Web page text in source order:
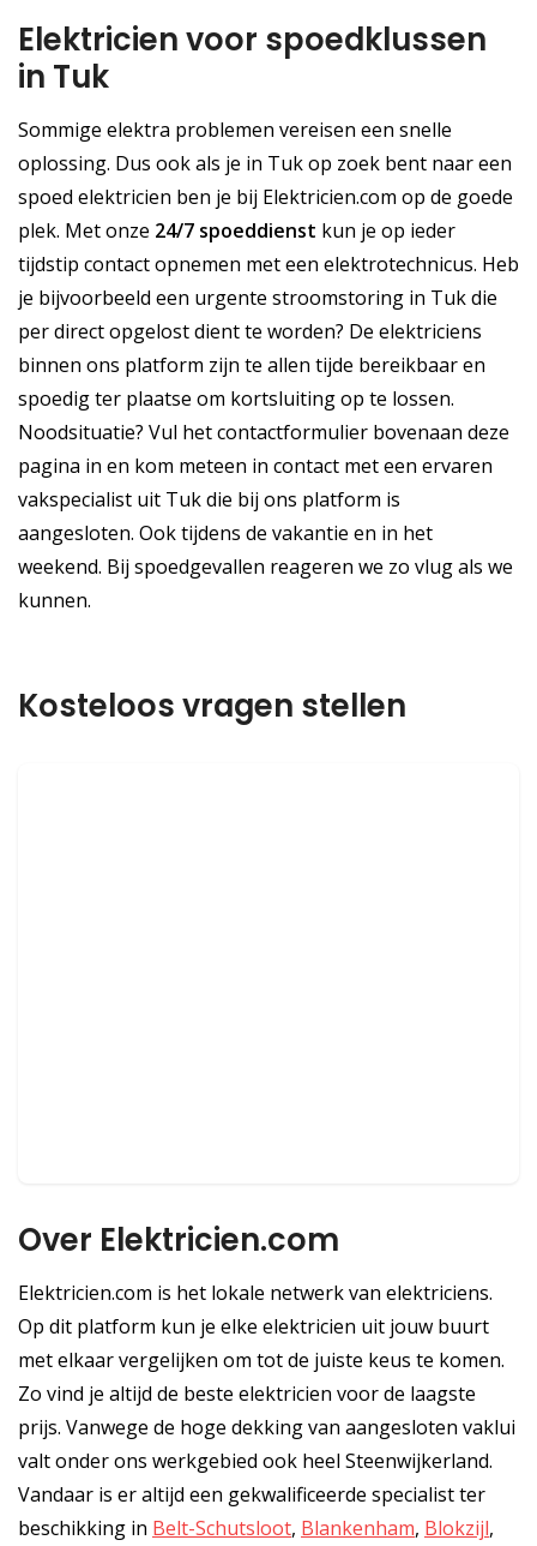
Elektricien voor spoedklussen
in Tuk
Sommige elektra problemen vereisen een snelle
oplossing. Dus ook als je in Tuk op zoek bent naar een
spoed elektricien ben je bij Elektricien.com op de goede
plek. Met onze 24/7 spoeddienst kun je op ieder
tijdstip contact opnemen met een elektrotechnicus. Heb
je bijvoorbeeld een urgente stroomstoring in Tuk die
per direct opgelost dient te worden? De elektriciens
binnen ons platform zijn te allen tijde bereikbaar en
spoedig ter plaatse om kortsluiting op te lossen.
Noodsituatie? Vul het contactformulier bovenaan deze
pagina in en kom meteen in contact met een ervaren
vakspecialist uit Tuk die bij ons platform is
aangesloten. Ook tijdens de vakantie en in het
weekend. Bij spoedgevallen reageren we zo vlug als we
kunnen.
Kosteloos vragen stellen
Over Elektricien.com
Elektricien.com is het lokale netwerk van elektriciens.
Op dit platform kun je elke elektricien uit jouw buurt
met elkaar vergelijken om tot de juiste keus te komen.
Zo vind je altijd de beste elektricien voor de laagste
prijs. Vanwege de hoge dekking van aangesloten vaklui
valt onder ons werkgebied ook heel Steenwijkerland.
Vandaar is er altijd een gekwalificeerde specialist ter
beschikking in Belt-Schutsloot, Blankenham, Blokzijl,